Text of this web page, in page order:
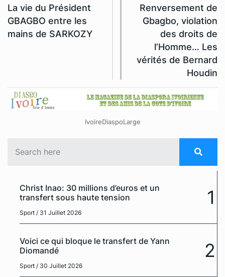
La vie du Président
GBAGBO entre les
mains de SARKOZY
Renversement de
Gbagbo, violation
des droits de
l’Homme… Les
vérités de Bernard
Houdin
IvoireDiaspoLarge
Christ Inao: 30 millions d’euros et un
transfert sous haute tension
Sport / 31 Juillet 2026
1
Voici ce qui bloque le transfert de Yann
Diomandé
Sport / 30 Juillet 2026
2